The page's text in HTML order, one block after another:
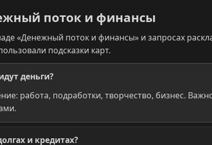
поток и финансы
«Денежный поток и финансы» и запросах
подсказки карт.
деньги?
работа, подработки, творчество, бизнес.
и кредитах?